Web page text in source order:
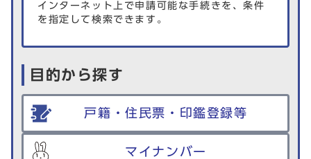
インターネット上で申請可能な手続きを、条件
を指定して検索できます。
目的から探す
戸籍・住民票・印鑑登録等
マイナンバー